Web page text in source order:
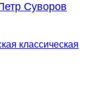
Суворов
классическая